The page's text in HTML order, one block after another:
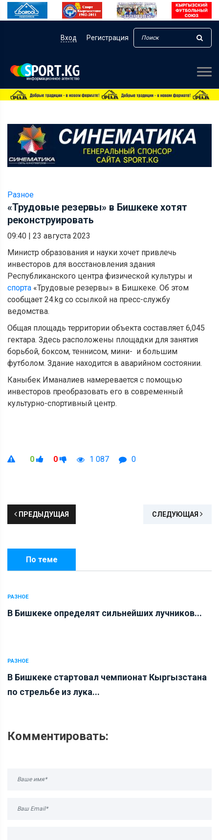
Вход Регистрация
Разное
«Трудовые резервы» в Бишкеке хотят
реконструировать
09:40 | 23 августа 2023
Министр образования и науки хочет привлечь
инвесторов для восстановления здания
Республиканского центра физической культуры и
спорта «Трудовые резервы» в Бишкеке. Об этом
сообщает 24.kg со ссылкой на пресс-службу
ведомства.
Общая площадь территории объекта составляет 6,045
гектара. Здесь расположены площадки для занятия
борьбой, боксом, теннисом, мини- и большим
футболом. Здание находится в аварийном состоянии.
Каныбек Иманалиев намеревается с помощью
инвесторов преобразовать его в современный
культурно-спортивный центр.
0 0 1 087 0
ПРЕДЫДУЩАЯ СЛЕДУЮЩАЯ
По теме
РАЗНОЕ
В Бишкеке определят сильнейших лучников...
РАЗНОЕ
В Бишкеке стартовал чемпионат Кыргызстана
по стрельбе из лука...
Комментировать: